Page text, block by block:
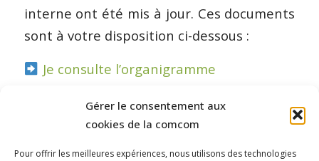
Gérer le consentement aux
cookies de la comcom
Pour offrir les meilleures expériences, nous utilisons des technologies
interne ont été mis à jour. Ces documents
sont à votre disposition ci-dessous :
Je consulte l’organigramme
Je consulte l’annuaire interne